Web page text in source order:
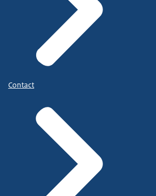
Contact